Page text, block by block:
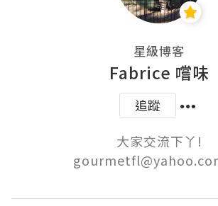
星級博客
Fabrice 嚐味
追蹤
大家交流下丫!